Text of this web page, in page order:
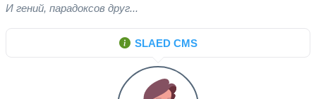
И гений, парадоксов друг...
SLAED CMS